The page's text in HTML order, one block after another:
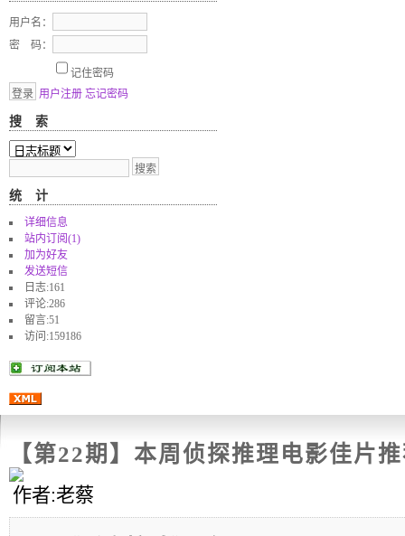
用户名：
密 码：
记住密码
用户注册 忘记密码
搜索
统计
详细信息
站内订阅(1)
加为好友
发送短信
日志:161
评论:286
留言:51
访问:159186
【第22期】本周侦探推理电影佳
作者:老蔡